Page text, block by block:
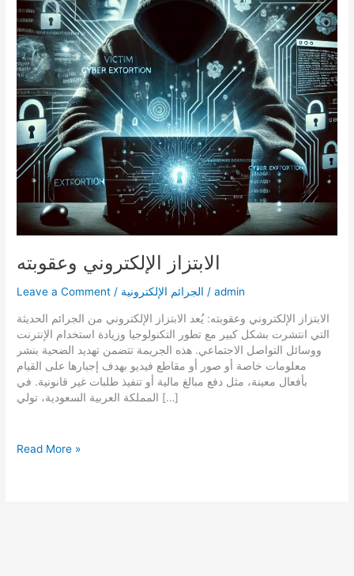
الابتزاز الإلكتروني وعقوبته
Leave a Comment / الجرائم الإلكترونية /admin
الابتزاز الإلكتروني وعقوبته: يُعد الابتزاز الإلكتروني من الجرائم الحديثة
التي انتشرت بشكل كبير مع تطور التكنولوجيا وزيادة استخدام الإنترنت
ووسائل التواصل الاجتماعي. هذه الجريمة تتضمن تهديد الضحية بنشر
معلومات خاصة أو صور أو مقاطع فيديو بهدف إجبارها على القيام
بأفعال معينة، مثل دفع مبالغ مالية أو تنفيذ طلبات غير قانونية. في
المملكة العربية السعودية، تولي […]
الابتزاز
Read More »